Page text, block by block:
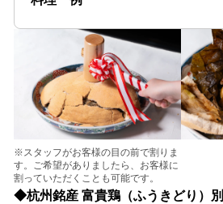
※スタッフがお客様の目の前で割りま
す。ご希望がありましたら、お客様に
割っていただくことも可能です。
◆杭州銘産 富貴鶏（ふうきどり）